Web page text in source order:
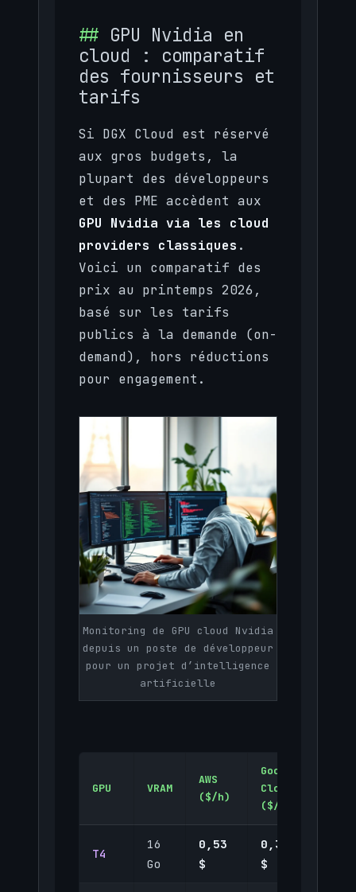
GPU Nvidia en
cloud : comparatif
des fournisseurs et
tarifs
Si DGX Cloud est réservé
aux gros budgets, la
plupart des développeurs
et des PME accèdent aux
GPU Nvidia via les cloud
providers classiques .
Voici un comparatif des
prix au printemps 2026,
basé sur les tarifs
publics à la demande (on-
demand), hors réductions
pour engagement.
Monitoring de GPU cloud Nvidia
depuis un poste de développeur
pour un projet d’intelligence
artificielle
GPU VRAM
AWS
($/h)
Google
Cloud
($/h)
T4
16
Go
0,53
$
0,35
$